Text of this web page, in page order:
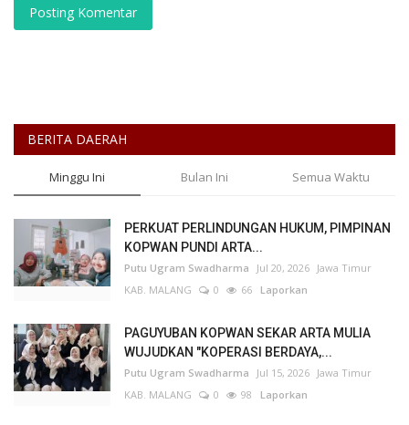
Posting Komentar
BERITA DAERAH
Minggu Ini Bulan Ini Semua Waktu
PERKUAT PERLINDUNGAN HUKUM, PIMPINAN
KOPWAN PUNDI ARTA...
Putu Ugram Swadharma Jul 20, 2026 Jawa Timur
KAB. MALANG
0 66 Laporkan
PAGUYUBAN KOPWAN SEKAR ARTA MULIA
WUJUDKAN "KOPERASI BERDAYA,...
Putu Ugram Swadharma Jul 15, 2026 Jawa Timur
KAB. MALANG
0 98 Laporkan